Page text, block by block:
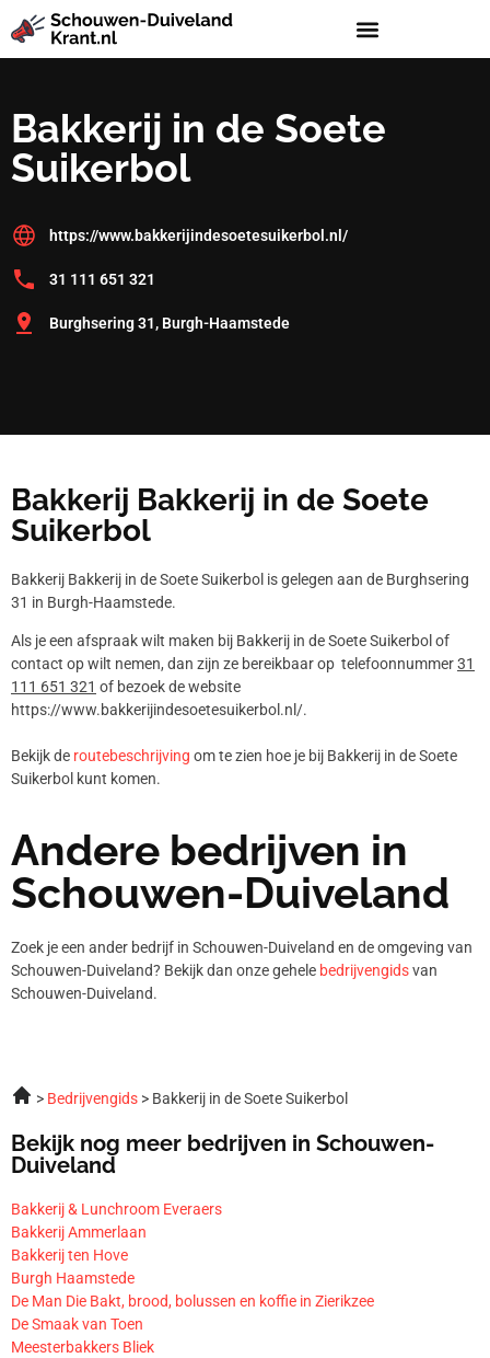
Bakkerij in de Soete
Suikerbol
https://www.bakkerijindesoetesuikerbol.nl/
31 111 651 321
Burghsering 31, Burgh-Haamstede
Bakkerij Bakkerij in de Soete
Suikerbol
Bakkerij Bakkerij in de Soete Suikerbol is gelegen aan de Burghsering
31 in Burgh-Haamstede.
Als je een afspraak wilt maken bij Bakkerij in de Soete Suikerbol of
contact op wilt nemen, dan zijn ze bereikbaar op telefoonnummer31
111 651 321 of bezoek de website
https://www.bakkerijindesoetesuikerbol.nl/.
Bekijk de routebeschrijving om te zien hoe je bij Bakkerij in de Soete
Suikerbol kunt komen.
Andere bedrijven in
Schouwen-Duiveland
Zoek je een ander bedrijf in Schouwen-Duiveland en de omgeving van
Schouwen-Duiveland? Bekijk dan onze gehele bedrijvengidsvan
Schouwen-Duiveland.
Bedrijvengids Bakkerij in de Soete Suikerbol
Bekijk nog meer bedrijven in Schouwen-
Duiveland
Bakkerij & Lunchroom Everaers
Bakkerij Ammerlaan
Bakkerij ten Hove
Burgh Haamstede
De Man Die Bakt, brood, bolussen en koffie in Zierikzee
De Smaak van Toen
Meesterbakkers Bliek